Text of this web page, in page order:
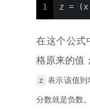
1 z =
在这个公式
格原来的值；
z 表示该值到
分数就是负数。